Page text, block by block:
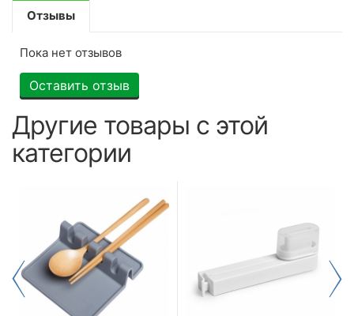
Отзывы
Пока нет отзывов
Оставить отзыв
Другие товары с этой
категории